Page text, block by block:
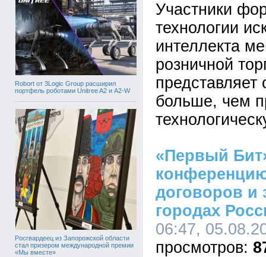
Robort от 3Logic Group расширил
портфель роботами Unitree A2 и A2-W
Росгвардеец из Запорожской области
стал призером международной премии
«Мы вместе»
Участники
технологии
интеллекта
розничной
представляет
больше, чем
«Первый
договоров и
городах
06:47,